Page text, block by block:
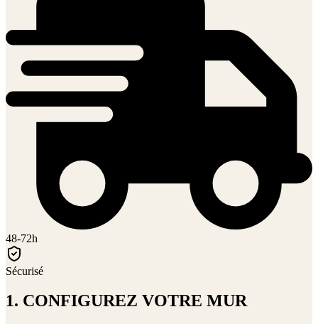
48-72h
Sécurisé
1. CONFIGUREZ VOTRE MUR